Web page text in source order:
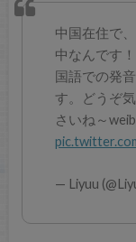
中国在住で
中なんです
国語での発
す。どうぞ
さいね～
— Liyuu